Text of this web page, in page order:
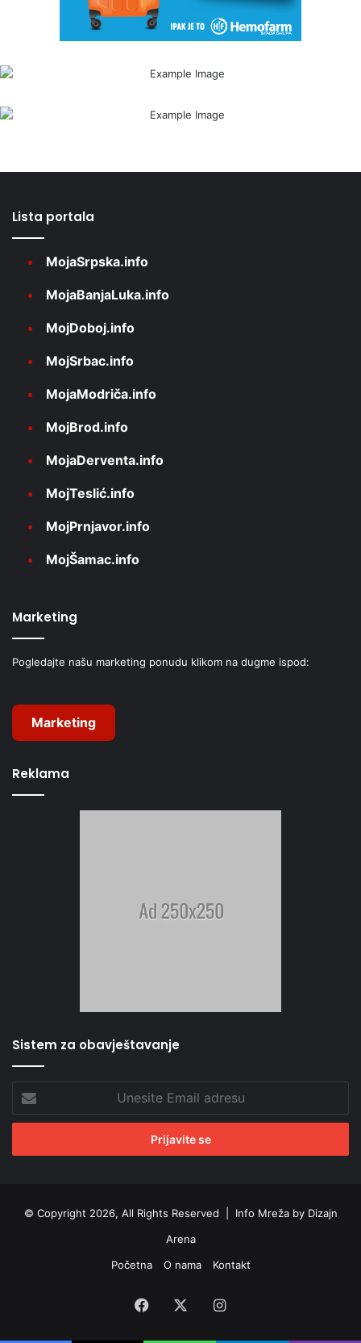
Lista portala
MojaSrpska.info
MojaBanjaLuka.info
MojDoboj.info
MojSrbac.info
MojaModriča.info
MojBrod.info
MojaDerventa.info
MojTeslić.info
MojPrnjavor.info
MojŠamac.info
Marketing
Pogledajte našu marketing ponudu klikom na dugme ispod:
Marketing
Reklama
Sistem za obavještavanje
Email
adresu
© Copyright 2026, All Rights Reserved | Info Mreža by Dizajn
Arena
Početna
O nama Kontakt
Facebook Instagram